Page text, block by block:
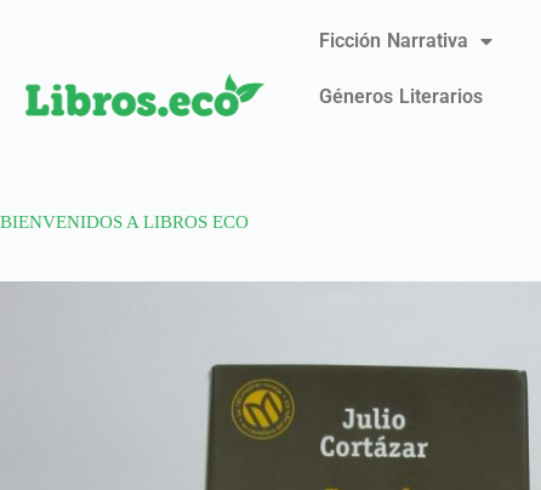
Ficción Narrativa
Géneros Literarios
BIENVENIDOS A LIBROS ECO